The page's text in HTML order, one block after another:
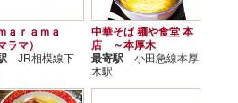
ａｒａｍａ
ラマ）
JR相模線下
中華そば 麺や食堂 本
店 ～本厚木
最寄駅 小田急線本厚
木駅